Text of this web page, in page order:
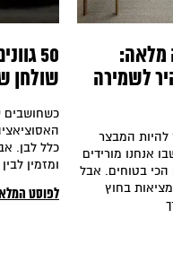
50
שולחן
כשחושבים
כלל לבן.
ומזמין
לפוסט
מלאה:
לשמירה
להיות המבצר
אנחנו מורידים
הכי בטוחים. אבל
בחוץ